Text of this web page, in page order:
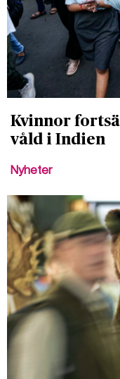
Kvinnor
våld i Indien
Nyheter